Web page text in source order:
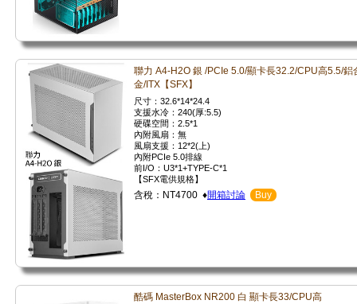
聯力 A4-H2O 銀 /PCIe 5.0/顯卡長32.2/CPU高5.5/鋁
金/ITX【SFX】
尺寸：32.6*14*24.4
支援水冷：240(厚:5.5)
硬碟空間：2.5*1
內附風扇：無
風扇支援：12*2(上)
內附PCIe 5.0排線
前I/O：U3*1+TYPE-C*1
【SFX電供規格】
含稅：NT4700 ♦開箱討論 Buy
酷碼 MasterBox NR200 白 顯卡長33/CPU高